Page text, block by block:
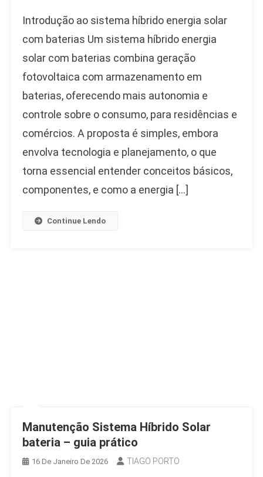
Introdução ao sistema híbrido energia solar
com baterias Um sistema híbrido energia
solar com baterias combina geração
fotovoltaica com armazenamento em
baterias, oferecendo mais autonomia e
controle sobre o consumo, para residências e
comércios. A proposta é simples, embora
envolva tecnologia e planejamento, o que
torna essencial entender conceitos básicos,
componentes, e como a energia […]
Continue Lendo
Manutenção Sistema Híbrido Solar
bateria – guia prático
16 De Janeiro De 2026 TIAGO PORTO